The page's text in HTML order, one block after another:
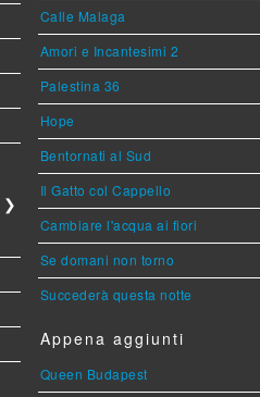
❯
Calle Malaga
Amori e Incantesimi 2
Palestina 36
Hope
Bentornati al Sud
Il Gatto col Cappello
Cambiare l'acqua ai fiori
Se domani non torno
Succederà questa notte
Appena aggiunti
Queen Budapest